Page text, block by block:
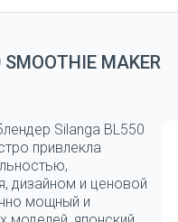
MAKER
Silanga BL550
привлекла
дизайном и ценовой
мощный и